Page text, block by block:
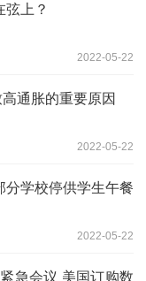
弦上？
2022-05-22
通胀的重要原因
2022-05-22
分学校停供学生午餐
2022-05-22
急会议 美国订购数